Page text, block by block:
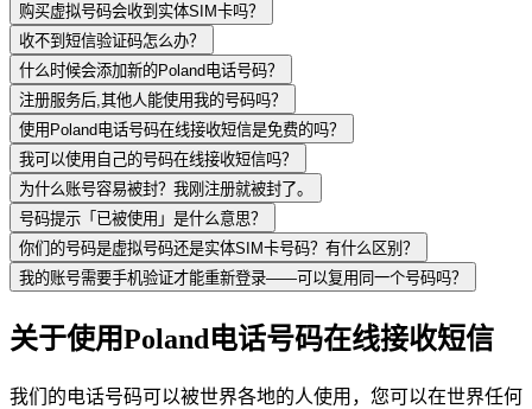
购买虚拟号码会收到实体SIM卡吗？
收不到短信验证码怎么办？
什么时候会添加新的Poland电话号码？
注册服务后,其他人能使用我的号码吗？
使用Poland电话号码在线接收短信是免费的吗？
我可以使用自己的号码在线接收短信吗？
为什么账号容易被封？我刚注册就被封了。
号码提示「已被使用」是什么意思？
你们的号码是虚拟号码还是实体SIM卡号码？有什么区别？
我的账号需要手机验证才能重新登录——可以复用同一个号码吗？
关于使用Poland电话号码在线接收短信
我们的电话号码可以被世界各地的人使用，您可以在世界任何